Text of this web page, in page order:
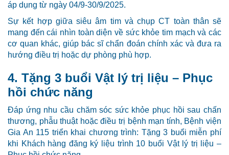
áp dụng từ ngày 04/9-30/9/2025.
Sự kết hợp giữa siêu âm tim và chụp CT toàn thân sẽ
mang đến cái nhìn toàn diện về sức khỏe tim mạch và các
cơ quan khác, giúp bác sĩ chẩn đoán chính xác và đưa ra
hướng điều trị hoặc dự phòng phù hợp.
4. Tặng 3 buổi Vật lý trị liệu – Phục
hồi chức năng
Đáp ứng nhu cầu chăm sóc sức khỏe phục hồi sau chấn
thương, phẫu thuật hoặc điều trị bệnh mạn tính, Bệnh viện
Gia An 115 triển khai chương trình: Tặng 3 buổi miễn phí
khi Khách hàng đăng ký liệu trình 10 buổi Vật lý trị liệu –